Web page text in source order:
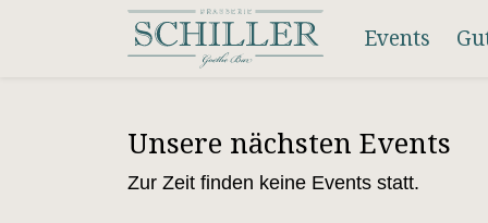
Events
Unsere nächsten Events
Zur Zeit finden keine Events statt.